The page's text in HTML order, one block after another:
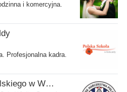
i komercyjna.
Profesjonalna kadra.
Związek Harcerstwa Polskiego w Wielkiej Brytanii